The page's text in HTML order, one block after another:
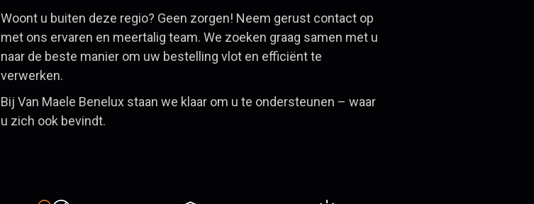
Woont u buiten deze regio? Geen zorgen! Neem gerust contact op
met ons ervaren en meertalig team. We zoeken graag samen met u
naar de beste manier om uw bestelling vlot en efficiënt te
verwerken.
Bij Van Maele Benelux staan we klaar om u te ondersteunen – waar
u zich ook bevindt.